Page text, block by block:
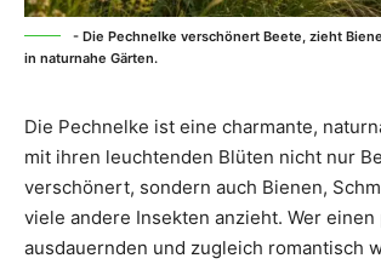
- Die Pechnelke verschönert Beete, zieht
in naturnahe Gärten.
Die Pechnelke ist eine charmante,
mit ihren leuchtenden Blüten nicht nur
verschönert, sondern auch Bienen,
viele andere Insekten anzieht. Wer
ausdauernden und zugleich romantisch